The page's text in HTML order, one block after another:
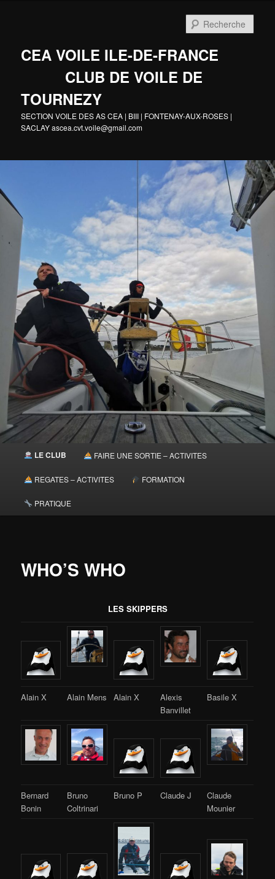
CEA VOILE ILE-DE-FRANCE
CLUB DE VOILE DE
TOURNEZY
SECTION VOILE DES AS CEA | BIII | FONTENAY-AUX-ROSES |
SACLAY ascea.cvt.voile@gmail.com
LE CLUB FAIRE UNE SORTIE – ACTIVITES
REGATES – ACTIVITES FORMATION
PRATIQUE
WHO’S WHO
LES SKIPPERS
Alain X Alain Mens Alain X
Alexis
Banvillet
Basile X
Bernard
Bonin
Bruno
Coltrinari
Bruno P Claude J
Claude
Mounier